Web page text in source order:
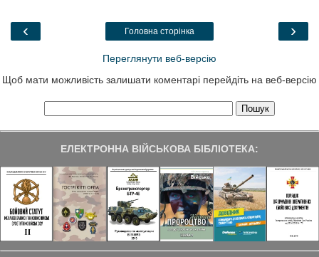
o
a
‹ ›
Головна сторінка
Переглянути веб-версію
Щоб мати можливість залишати коментарі перейдіть на веб-версію
ЕЛЕКТРОННА ВІЙСЬКОВА БІБЛІОТЕКА: